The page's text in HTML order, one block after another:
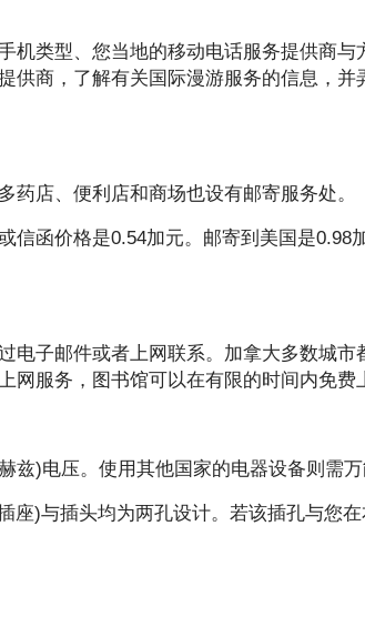
机类型、您当地的移动电话服务提供商
供商，了解有关国际漫游服务的信息，
药店、便利店和商场也设有邮寄服务处。
信函价格是0.54加元。邮寄到美国是0.98
电子邮件或者上网联系。加拿大多数城
网服务，图书馆可以在有限的时间内免费
兹)电压。使用其他国家的电器设备则需万
座)与插头均为两孔设计。若该插孔与您